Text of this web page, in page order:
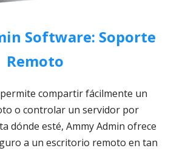
Software: Soporte
Remoto
compartir fácilmente un
o controlar un servidor por
dónde esté, Ammy Admin ofrece
a un escritorio remoto en tan